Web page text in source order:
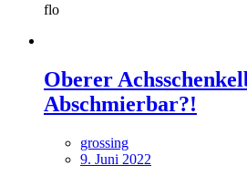
flo
Oberer
Abschmierbar?!
grossing
9. Juni 2022